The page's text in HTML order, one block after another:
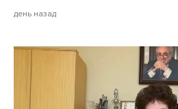
день назад